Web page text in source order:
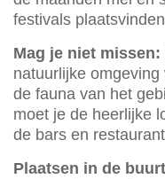
festivals
Mag je niet missen:
natuurlijke
de fauna van het
moet je de heerlijke
de bars en
Plaatsen in de